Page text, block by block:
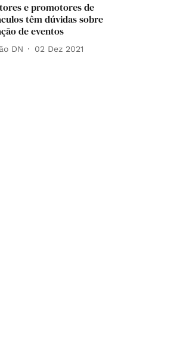
e promotores de
têm dúvidas sobre
de eventos
DN 02 Dez 2021